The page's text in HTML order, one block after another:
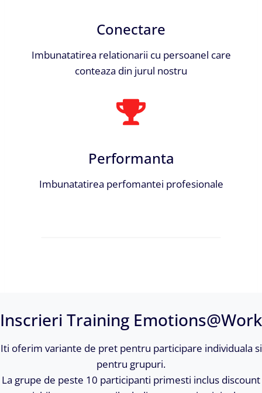
Conectare
Imbunatatirea relationarii cu persoanel care
conteaza din jurul nostru
Performanta
Imbunatatirea perfomantei profesionale
Inscrieri Training Emotions@Work
Iti oferim variante de pret pentru participare individuala si
pentru grupuri.
La grupe de peste 10 participanti primesti inclus discount